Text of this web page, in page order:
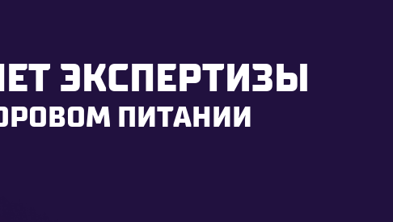
ЭКСПЕРТИЗЫ
ПИТАНИИ